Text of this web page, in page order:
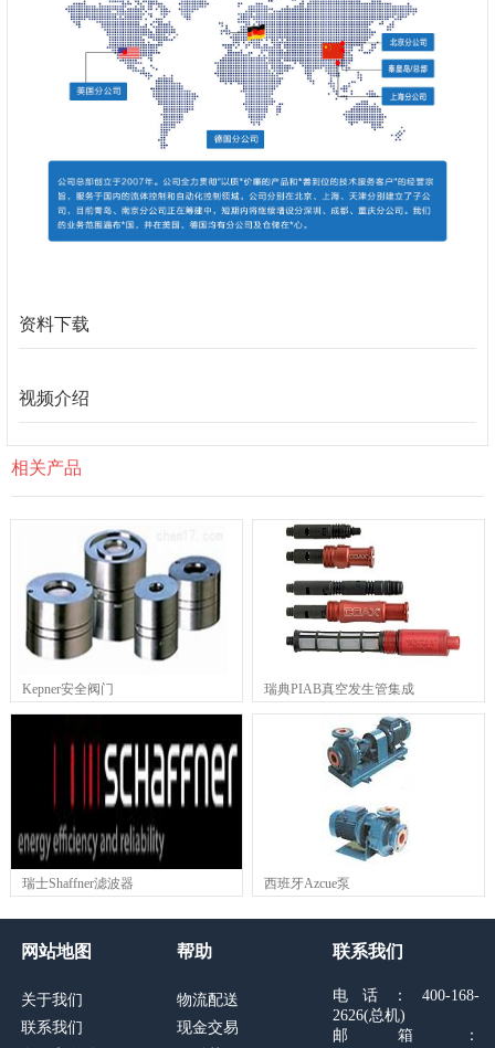
资料下载
视频介绍
相关产品
Kepner安全阀门 瑞典PIAB真空发生管集成
瑞士Shaffner滤波器 西班牙Azcue泵
网站地图
关于我们
联系我们
帮助
物流配送
现金交易
联系我们
电话：400-168-
2626(总机)
邮箱：